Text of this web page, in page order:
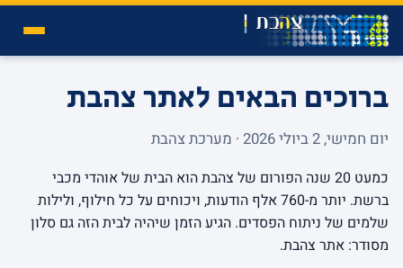
ברוכים הבאים לאתר צהבת
יום חמישי, 2 ביולי 2026 · מערכת צהבת
כמעט 20 שנה הפורום של צהבת הוא הבית של אוהדי מכבי
ברשת. יותר מ-760 אלף הודעות, ויכוחים על כל חילוף, ולילות
שלמים של ניתוח הפסדים. הגיע הזמן שיהיה לבית הזה גם סלון
מסודר: אתר צהבת.